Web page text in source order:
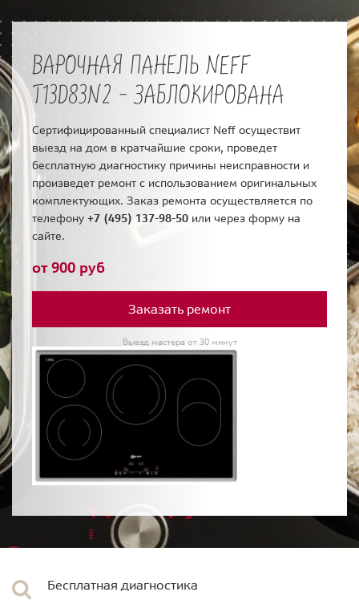
ВАРОЧНАЯ ПАНЕЛЬ NEFF
T13D83N2 - ЗАБЛОКИРОВАНА
Сертифицированный специалист Neff осуществит
выезд на дом в кратчайшие сроки, проведет
бесплатную диагностику причины неисправности и
произведет ремонт с использованием оригинальных
комплектующих. Заказ ремонта осуществляется по
телефону +7 (495) 137-98-50 или через форму на
сайте.
от 900 руб
Заказать ремонт
Выезд мастера от 30 минут
Бесплатная диагностика